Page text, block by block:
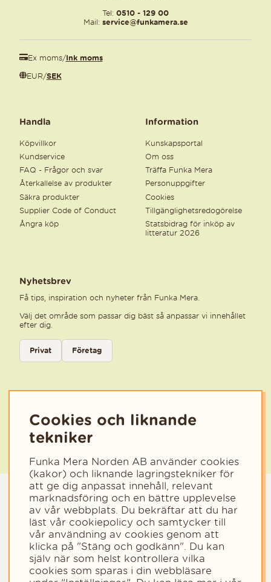
Tel: 0510 - 129 00
Mail: service@funkamera.se
Ex moms/Ink moms
EUR/SEK
Handla
Köpvillkor
Kundservice
FAQ - Frågor och svar
Återkallelse av produkter
Säkra produkter
Supplier Code of Conduct
Ångra köp
Information
Kunskapsportal
Om oss
Träffa Funka Mera
Personuppgifter
Cookies
Tillgänglighetsredogörelse
Statsbidrag för inköp av
litteratur 2026
Nyhetsbrev
Få tips, inspiration och nyheter från Funka Mera.
Välj det område som passar dig bäst så anpassar vi innehållet
efter dig.
Välj kategori för nyhetsbrev
Privat
Företag
Copyright © 2023 - Funka Mera Norden AB
Cookies och liknande
tekniker
Funka Mera Norden AB använder cookies
(kakor) och liknande lagringstekniker för
att ge dig anpassat innehåll, relevant
marknadsföring och en bättre upplevelse
av vår webbplats. Du bekräftar att du har
läst vår cookiepolicy och samtycker till
vår användning av cookies genom att
klicka på "Stäng och godkänn". Du kan
själv när som helst kontrollera vilka
cookies som sparas i din webbläsare